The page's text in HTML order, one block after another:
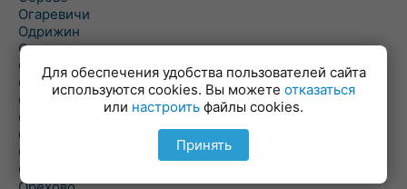
Огаревичи
Одрижин
Оздамичи
Озяты
Олтуш
Ольманы
Ольпень
Ольшаны
Омельная
Ополь
Для обеспечения удобства пользователей сайта
используются cookies. Вы можете отказаться
или настроить файлы cookies.
Принять